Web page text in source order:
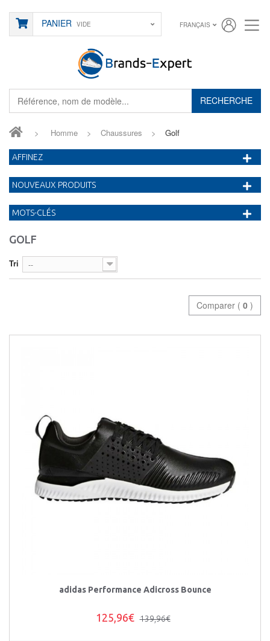
RECHERCHE
PANIER VIDE FRANÇAIS
> Homme > Chaussures > Golf
GOLF
Tri --
Comparer ( 0 )
adidas Performance Adicross Bounce
125,96€ 139,96€
AFFINEZ
NOUVEAUX PRODUITS
MOTS-CLÉS